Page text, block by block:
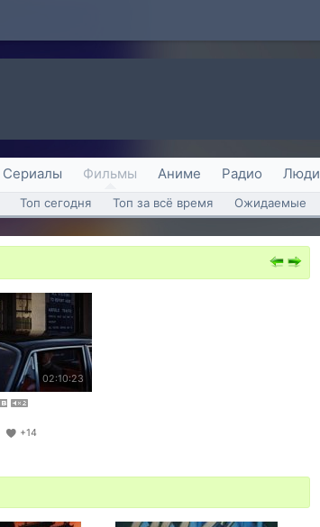
Сериалы Фильмы Аниме Радио Люди
Топ сегодня Топ за всё время Ожидаемые
02:10:23
+14